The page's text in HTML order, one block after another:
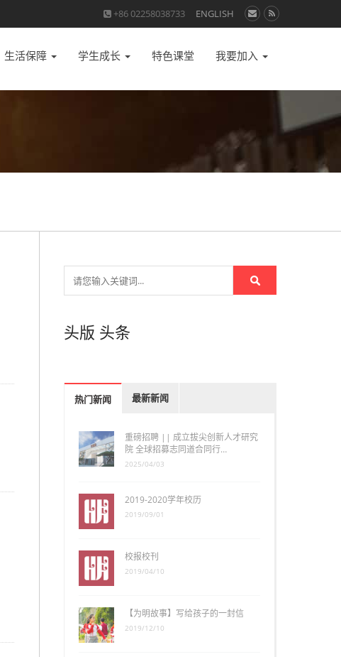
+86 02258038733 ENGLISH
生活保障 学生成长 特色课堂 我要加入
头版 头条
热门新闻 最新新闻
重磅招聘 || 成立拔尖创新人才研究
院 全球招募志同道合同行…
2025/04/03
2019-2020学年校历
2019/09/01
校报校刊
2019/04/10
【为明故事】写给孩子的一封信
2019/12/10